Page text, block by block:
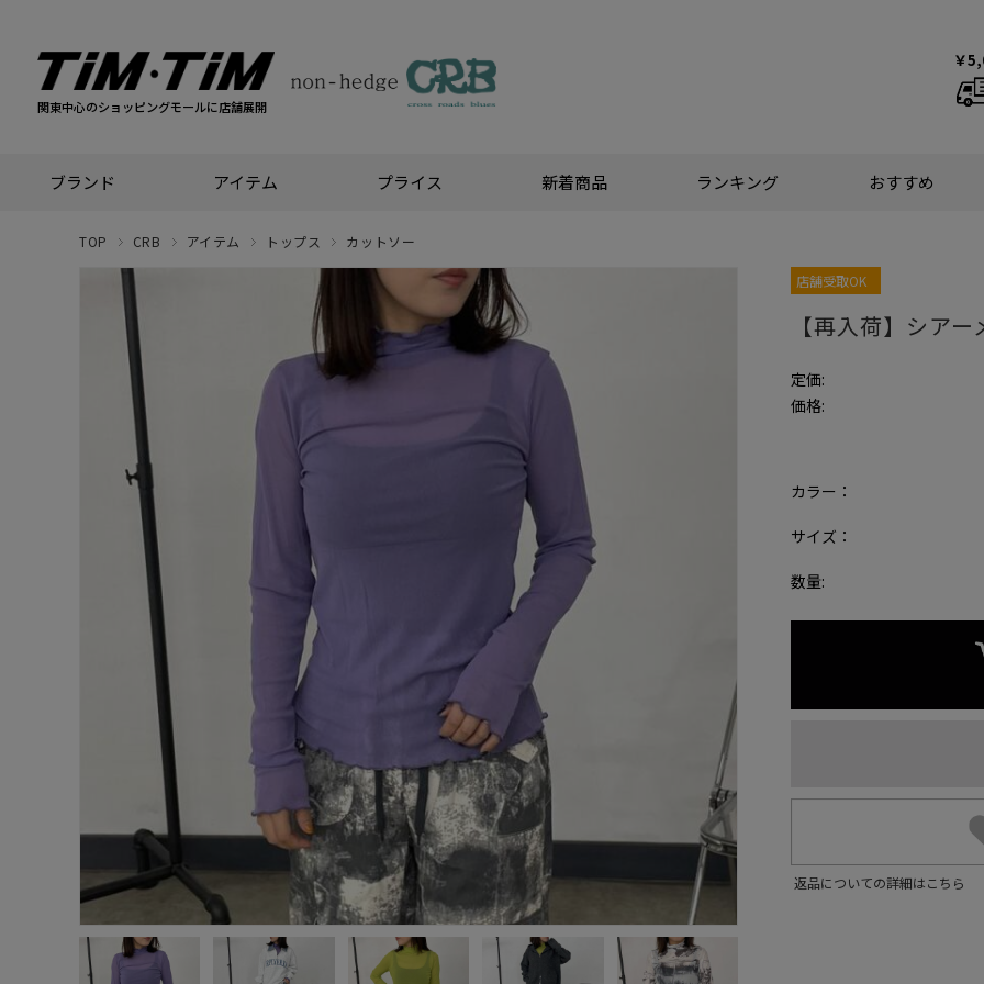
関東中心のショッピングモールに店舗展開
￥
ブランド アイテム プライス 新着商品 ランキング おすすめ
TOP CRB アイテム トップス カットソー
店舗受取OK
【再入荷】シア
定価:
価格:
カラー：
サイズ：
数量:
返品についての詳細はこちら